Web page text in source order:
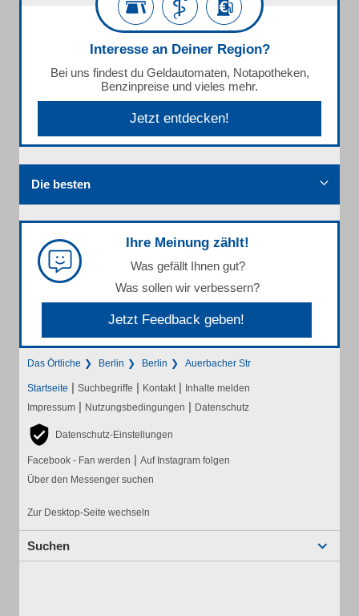
Interesse an Deiner Region?
Bei uns findest du Geldautomaten, Notapotheken,
Benzinpreise und vieles mehr.
Jetzt entdecken!
Die besten
Ihre Meinung zählt!
Was gefällt Ihnen gut?
Was sollen wir verbessern?
Jetzt Feedback geben!
Das Örtliche Berlin Berlin Auerbacher Str
Startseite | Suchbegriffe | Kontakt | Inhalte melden
Impressum | Nutzungsbedingungen | Datenschutz
Datenschutz-Einstellungen
Facebook - Fan werden | Auf Instagram folgen
Über den Messenger suchen
Zur Desktop-Seite wechseln
Suchen